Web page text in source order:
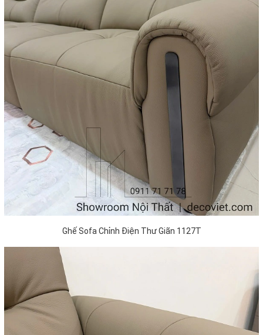
Ghế Sofa Chỉnh Điện Thư Giãn 1127T